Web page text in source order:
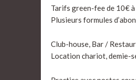
Tarifs green-fee de 10€
Plusieurs formules
Club-house, Bar /
Location chariot, demie-